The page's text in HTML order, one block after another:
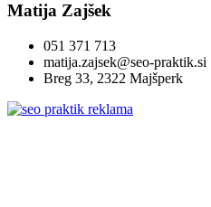
Matija Zajšek
051 371 713
matija.zajsek@seo-praktik.si
Breg 33, 2322 Majšperk